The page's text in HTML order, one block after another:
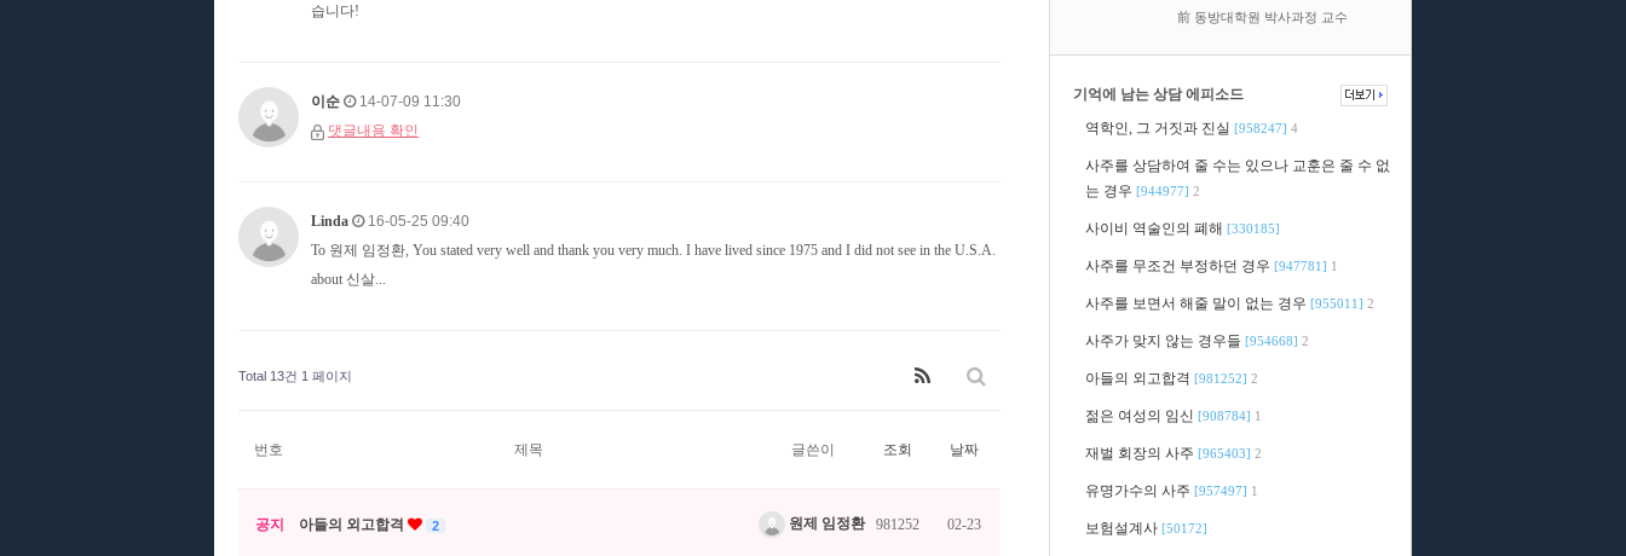
습니다!
이순
14-07-09 11:30
댓글내용 확인
Linda
16-05-25 09:40
To 원제 임정환, You stated very well and thank you very much. I have lived since 1975 and I did not see in the U.S.A.
about 신살...
Total 13건 1 페이지
번호 제목 글쓴이 조회 날짜
공지 아들의 외고합격 2 원제 임정환 981252 02-23
前 동방대학원 박사과정 교수
기억에 남는 상담 에피소드
역학인, 그 거짓과 진실 [958247] 4
사주를 상담하여 줄 수는 있으나 교훈은 줄 수 없
는 경우 [944977] 2
사이비 역술인의 폐해 [330185]
사주를 무조건 부정하던 경우 [947781] 1
사주를 보면서 해줄 말이 없는 경우 [955011] 2
사주가 맞지 않는 경우들 [954668] 2
아들의 외고합격 [981252] 2
젊은 여성의 임신 [908784] 1
재벌 회장의 사주 [965403] 2
유명가수의 사주 [957497] 1
보험설계사 [50172]